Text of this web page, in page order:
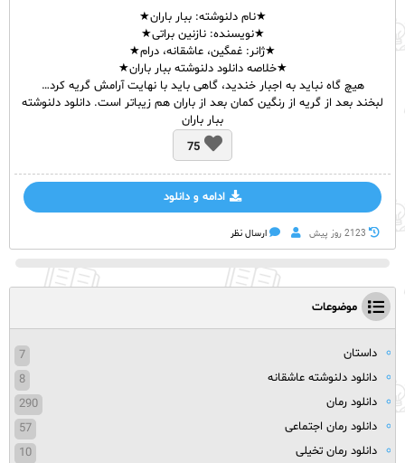
★نامدلنوشته: ببار باران★
★نویسنده: نازنین براتی★
★ژانر: غمگین، عاشقانه، درام★
★خلاصه دانلود دلنوشته ببار باران★
هیچ گاه نباید به اجبار خندید، گاهی باید با نهایت آرامش گریه کرد…
لبخند بعد از گریه از رنگین کمان بعد از باران هم زیباتر است. دانلود دلنوشته
ببار باران
75
ادامه و دانلود
2123 روز پيش ارسال نظر
موضوعات
داستان
7
دانلود دلنوشته عاشقانه
8
دانلود رمان
290
دانلود رمان اجتماعی
57
دانلود رمان تخیلی
10